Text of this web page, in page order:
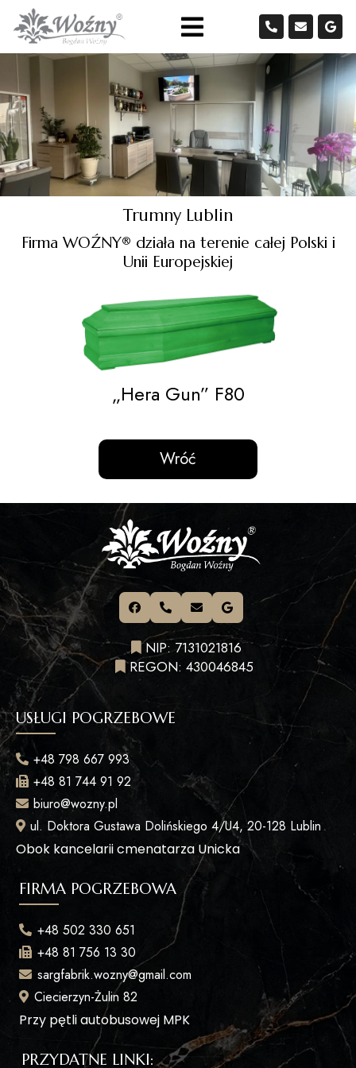
Trumny Lublin
Firma WOŹNY® działa na terenie całej Polski i
Unii Europejskiej
„Hera Gun” F80
Wróć
NIP: 7131021816
REGON: 430046845
USŁUGI POGRZEBOWE
+48 798 667 993
+48 81 744 91 92
biuro@wozny.pl
ul. Doktora Gustawa Dolińskiego 4/U4, 20-128 Lublin
Obok kancelarii cmenatarza Unicka
FIRMA POGRZEBOWA
+48 502 330 651
+48 81 756 13 30
sargfabrik.wozny@gmail.com
Ciecierzyn-Żulin 82
Przy pętli autobusowej MPK
PRZYDATNE LINKI: